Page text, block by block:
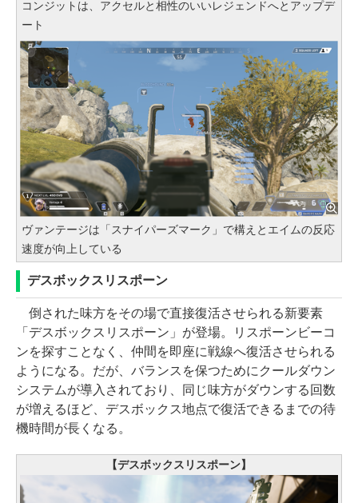
コンジットは、アクセルと相性のいいレジェンドへとアップデ
ート
ヴァンテージは「スナイパーズマーク」で構えとエイムの反応
速度が向上している
デスボックスリスポーン
倒された味方をその場で直接復活させられる新要素
「デスボックスリスポーン」が登場。リスポーンビーコ
ンを探すことなく、仲間を即座に戦線へ復活させられる
ようになる。だが、バランスを保つためにクールダウン
システムが導入されており、同じ味方がダウンする回数
が増えるほど、デスボックス地点で復活できるまでの待
機時間が長くなる。
【デスボックスリスポーン】